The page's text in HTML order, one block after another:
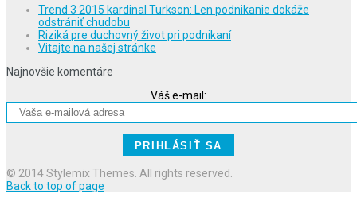
Trend 3 2015 kardinal Turkson: Len podnikanie dokáže
odstrániť chudobu
Riziká pre duchovný život pri podnikaní
Vitajte na našej stránke
Najnovšie komentáre
Váš e-mail:
© 2014 Stylemix Themes. All rights reserved.
Back to top of page